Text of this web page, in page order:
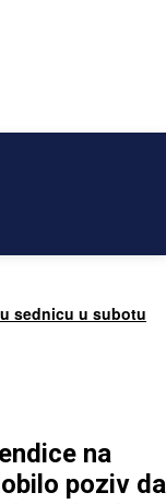
sednicu u subotu
na
poziv da